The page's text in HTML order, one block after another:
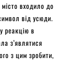
входило до
від усюди.
реакцію в
з’являтися
з цим зробити,